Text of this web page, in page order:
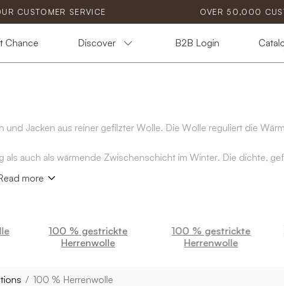
CUSTOMER SERVICE OVER 50,000
Chance Discover B2B Login
Jacken aus reiner gefilzter Wolle. Die Wolle reguliert die
auch als wärmende Zwischenschicht im Winter. Die dichte,
Haut anfühlt.
more
100 % gestrickte
Herrenwolle
100 % gestrickte
Herrenwolle
/ 100 % Herrenwolle